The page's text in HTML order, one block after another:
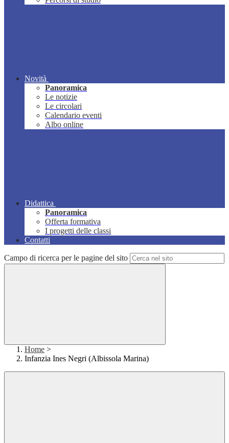
Novità
Panoramica
Le notizie
Le circolari
Calendario eventi
Albo online
Didattica
Panoramica
Offerta formativa
I progetti delle classi
Contatti
Campo di ricerca per le pagine del sito
Home >
Infanzia Ines Negri (Albissola Marina)